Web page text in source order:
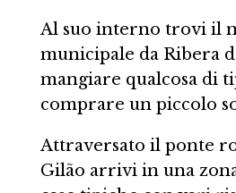
Al suo interno trovi il
municipale da Ribera
mangiare qualcosa di
comprare un piccolo
Attraversato il ponte
Gilão arrivi in una